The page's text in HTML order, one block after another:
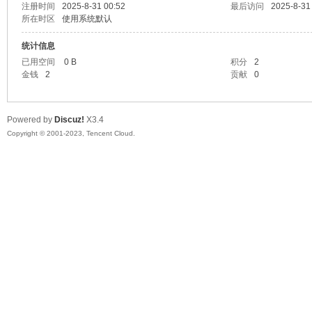
注册时间
2025-8-31 00:52 最后访问
2025-8-
所在时区
使用系统默认
统计信息
已用空间
0 B 积分
2
金钱
2 贡献 0
Powered by Discuz! X3.4
Copyright © 2001-2023, Tencent Cloud.